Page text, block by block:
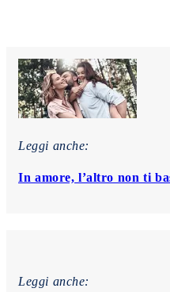
Leggi anche:
In amore, l’altro non ti
Leggi anche: